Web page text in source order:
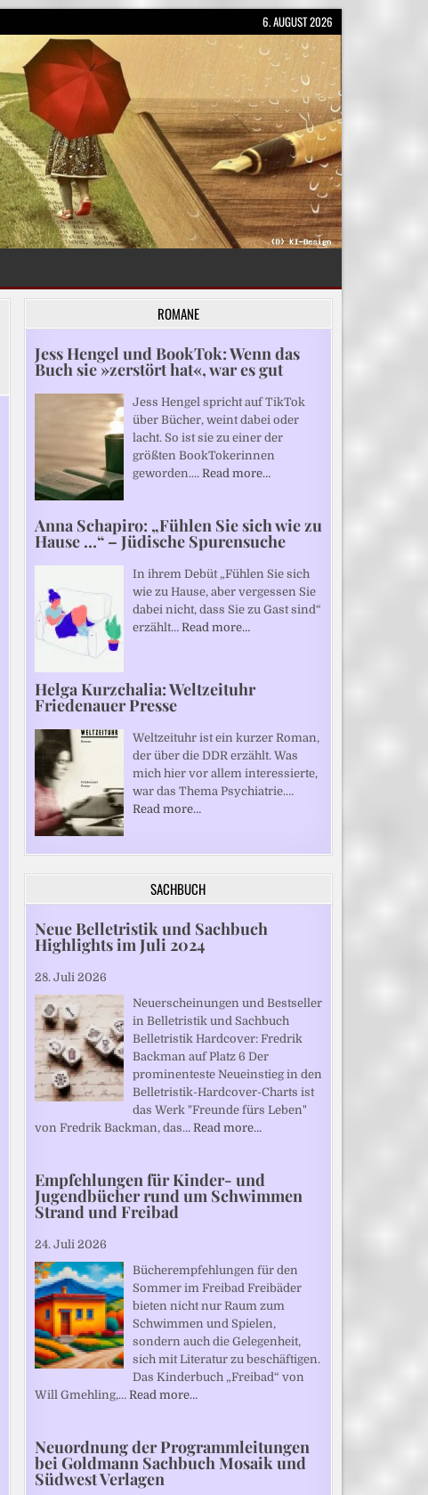
6. AUGUST 2026
ROMANE
Jess Hengel und BookTok: Wenn das
Buch sie »zerstört hat«, war es gut
Jess Hengel spricht auf TikTok
über Bücher, weint dabei oder
lacht. So ist sie zu einer der
größten BookTokerinnen
geworden.… Read more…
Anna Schapiro: „Fühlen Sie sich wie zu
Hause …“ – Jüdische Spurensuche
In ihrem Debüt „Fühlen Sie sich
wie zu Hause, aber vergessen Sie
dabei nicht, dass Sie zu Gast sind“
erzählt… Read more…
Helga Kurzchalia: Weltzeituhr
Friedenauer Presse
Weltzeituhr ist ein kurzer Roman,
der über die DDR erzählt. Was
mich hier vor allem interessierte,
war das Thema Psychiatrie.…
Read more…
SACHBUCH
Neue Belletristik und Sachbuch
Highlights im Juli 2024
28. Juli 2026
Neuerscheinungen und Bestseller
in Belletristik und Sachbuch
Belletristik Hardcover: Fredrik
Backman auf Platz 6 Der
prominenteste Neueinstieg in den
Belletristik-Hardcover-Charts ist
das Werk "Freunde fürs Leben"
von Fredrik Backman, das… Read more…
Empfehlungen für Kinder- und
Jugendbücher rund um Schwimmen
Strand und Freibad
24. Juli 2026
Bücherempfehlungen für den
Sommer im Freibad Freibäder
bieten nicht nur Raum zum
Schwimmen und Spielen,
sondern auch die Gelegenheit,
sich mit Literatur zu beschäftigen.
Das Kinderbuch „Freibad“ von
Will Gmehling,… Read more…
Neuordnung der Programmleitungen
bei Goldmann Sachbuch Mosaik und
Südwest Verlagen